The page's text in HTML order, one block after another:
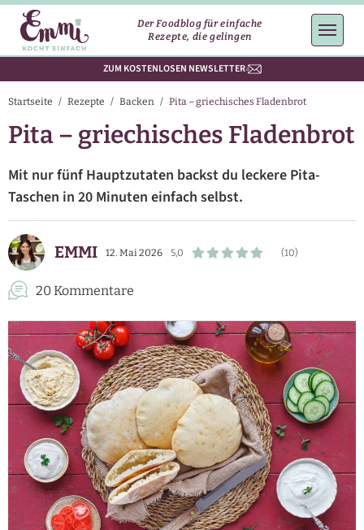
Der Foodblog für einfache
Rezepte, die gelingen
ZUM KOSTENLOSEN NEWSLETTER
Startseite / Rezepte / Backen / Pita – griechisches Fladenbrot
Pita – griechisches Fladenbrot
Mit nur fünf Hauptzutaten backst du leckere Pita-
Taschen in 20 Minuten einfach selbst.
EMMI 12. Mai 2026 5,0 (10)
20 Kommentare